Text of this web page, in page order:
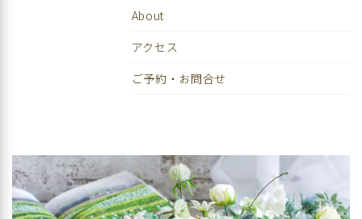
About
アクセス
ご予約・お問合せ